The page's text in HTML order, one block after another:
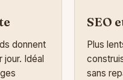
donnent
jour. Idéal
SEO
Plus
sans